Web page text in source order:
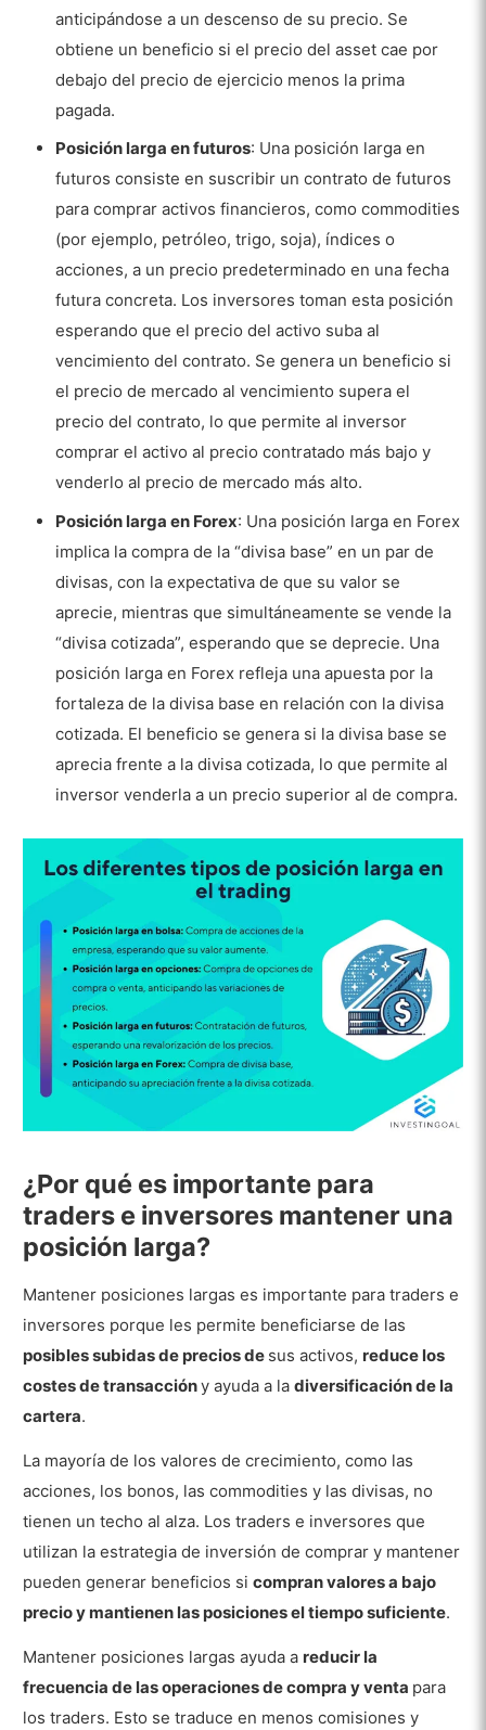
anticipándose a un descenso de su precio. Se
obtiene un beneficio si el precio del asset cae por
debajo del precio de ejercicio menos la prima
pagada.
Posición larga en futuros: Una posición larga en
futuros consiste en suscribir un contrato de futuros
para comprar activos financieros, como commodities
(por ejemplo, petróleo, trigo, soja), índices o
acciones, a un precio predeterminado en una fecha
futura concreta. Los inversores toman esta posición
esperando que el precio del activo suba al
vencimiento del contrato. Se genera un beneficio si
el precio de mercado al vencimiento supera el
precio del contrato, lo que permite al inversor
comprar el activo al precio contratado más bajo y
venderlo al precio de mercado más alto.
Posición larga en Forex: Una posición larga en Forex
implica la compra de la “divisa base” en un par de
divisas, con la expectativa de que su valor se
aprecie, mientras que simultáneamente se vende la
“divisa cotizada”, esperando que se deprecie. Una
posición larga en Forex refleja una apuesta por la
fortaleza de la divisa base en relación con la divisa
cotizada. El beneficio se genera si la divisa base se
aprecia frente a la divisa cotizada, lo que permite al
inversor venderla a un precio superior al de compra.
¿Por qué es importante para
traders e inversores mantener una
posición larga?
Mantener posiciones largas es importante para traders e
inversores porque les permite beneficiarse de las
posibles subidas de precios de sus activos, reduce los
costes de transaccióny ayuda a ladiversificación de la
cartera.
La mayoría de los valores de crecimiento, como las
acciones, los bonos, las commodities y las divisas, no
tienen un techo al alza. Los traders e inversores que
utilizan la estrategia de inversión de comprar y mantener
pueden generar beneficios sicompran valores a bajo
precio y mantienen las posiciones el tiempo suficiente.
Mantener posiciones largas ayuda a reducir la
frecuencia de las operaciones de compra y venta para
los traders. Esto se traduce en menos comisiones y